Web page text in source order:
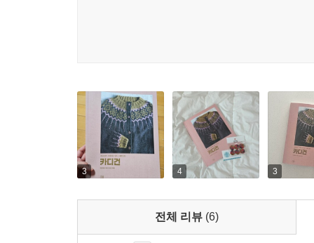
이 책에 수록된 카디건은 구조뿐 아니라 무늬도
넣거나 전체에 반복되는 무늬를 넣은 것도 있다.
만들어내기도 하며, 목걸이를 한 듯한 레이스무
색상이 자연스럽게 어우러지는 디자인이 있는
알파벳을 조합해 모노그램을 만들 수 있게 하기도
마지막으로 단추를 선택하는 요령도 눈여겨볼 만
또는 빈티지 단추는 그 자체로 디자인 포인트가 될
3 4 3
전체 리뷰 (6)